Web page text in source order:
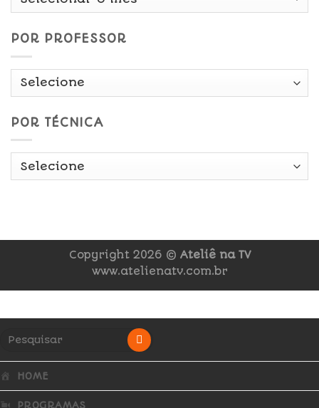
POR PROFESSOR
POR TÉCNICA
Copyright 2026 © Ateliê na TV
www.atelienatv.com.br
HOME
PROGRAMAS